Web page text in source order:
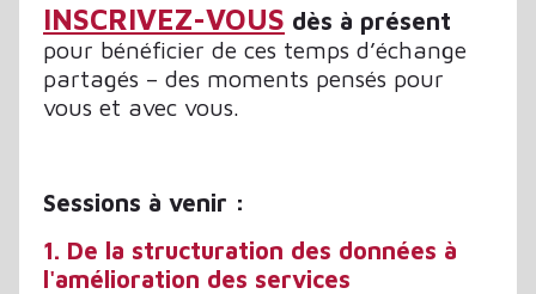
INSCRIVEZ-VOUS dès à présent
pour bénéficier de ces temps d’échange
partagés – des moments pensés pour
vous et avec vous.
Sessions à venir :
1. De la structuration des données à
l'amélioration des services